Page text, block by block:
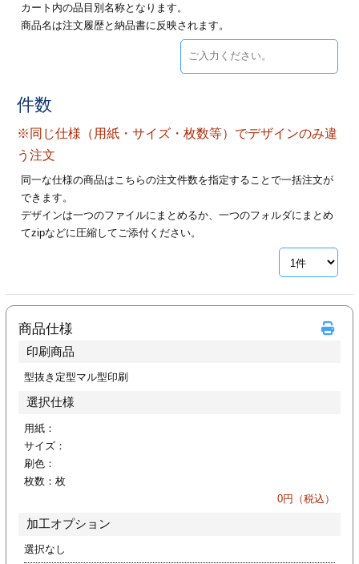
ファイル印刷
ァイル印刷
印刷
印刷
リーブ印刷
加工
名刺印刷
ムカード印刷
刷
カード印刷
フォルダー
ァイル印刷
リーブ
カート内の品目別名称となります。
商品名は注文履歴と納品書に反映されます。
件数
※同じ仕様（用紙・サイズ・枚数等）でデザインのみ違
う注文
同一な仕様の商品はこちらの注文件数を指定することで一括注文が
できます。
デザインは一つのファイルにまとめるか、一つのフォルダにまとめ
てzipなどに圧縮してご添付ください。
商品仕様
印刷商品
型抜き定型マル型印刷
選択仕様
用紙：
サイズ：
刷色：
枚数： 枚
0円（税込）
加工オプション
選択なし